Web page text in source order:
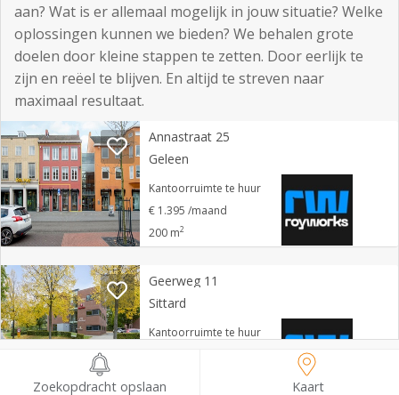
aan? Wat is er allemaal mogelijk in jouw situatie? Welke
oplossingen kunnen we bieden? We behalen grote
doelen door kleine stappen te zetten. Door eerlijk te
zijn en reëel te blijven. En altijd te streven naar
maximaal resultaat.
Annastraat 25
Geleen
Kantoorruimte te huur
€ 1.395 /maand
200 m2
Geerweg 11
Sittard
Kantoorruimte te huur
Zoekopdracht opslaan Kaart